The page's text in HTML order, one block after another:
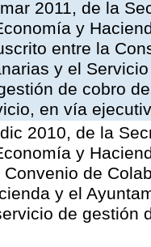
2011, de la
y
entre la
y el
de cobro
en vía
2010, de la
y
de
y el
de gestión